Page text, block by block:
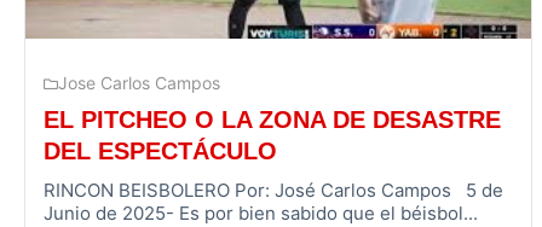
Jose Carlos Campos
EL PITCHEO O LA ZONA DE DESASTRE
DEL ESPECTÁCULO
RINCON BEISBOLERO Por: José Carlos Campos 5 de
Junio de 2025- Es por bien sabido que el béisbol...